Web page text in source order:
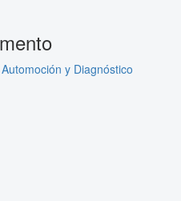
Automoción y Diagnóstico